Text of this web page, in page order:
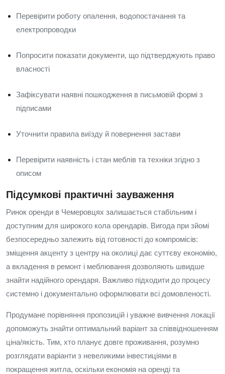
Перевірити роботу опалення, водопостачання та
електропроводки
Попросити показати документи, що підтверджують право
власності
Зафіксувати наявні пошкодження в письмовій формі з
підписами
Уточнити правила виїзду й повернення застави
Перевірити наявність і стан меблів та техніки згідно з
описом
Підсумкові практичні зауваження
Ринок оренди в Чемеровцях залишається стабільним і
доступним для широкого кола орендарів. Вигода при зйомі
безпосередньо залежить від готовності до компромісів:
зміщення акценту з центру на околиці дає суттєву економію,
а вкладення в ремонт і меблювання дозволяють швидше
знайти надійного орендаря. Важливо підходити до процесу
системно і документально оформлювати всі домовленості.
Продумане порівняння пропозицій і уважне вивчення локації
допоможуть знайти оптимальний варіант за співвідношенням
ціна/якість. Тим, хто планує довге проживання, розумно
розглядати варіанти з невеликими інвестиціями в
покращення житла, оскільки економія на оренді та